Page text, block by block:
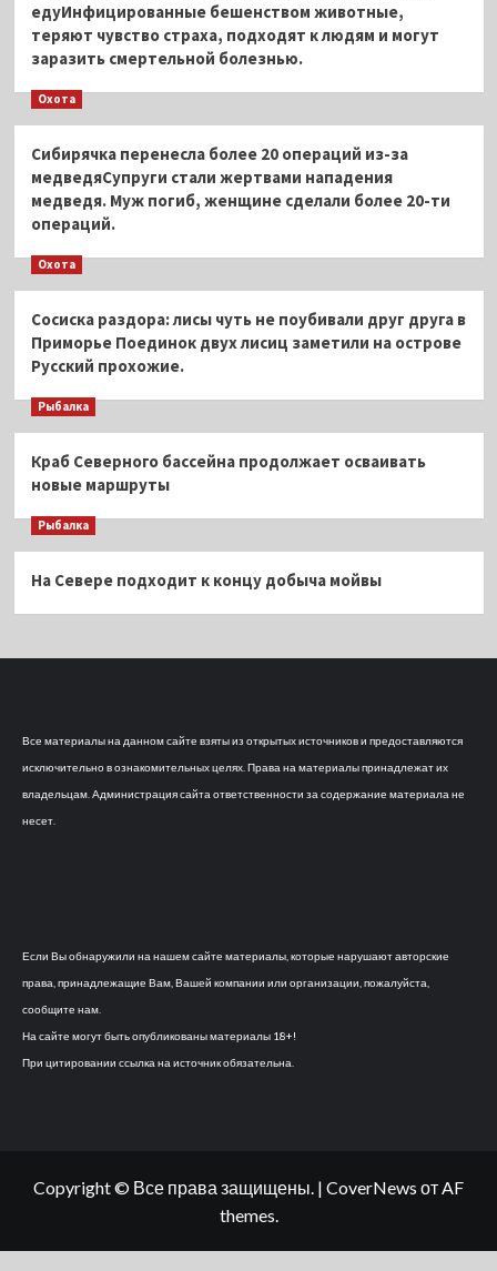
едуИнфицированные бешенством животные,
теряют чувство страха, подходят к людям и могут
заразить смертельной болезнью.
Охота
Сибирячка перенесла более 20 операций из-за
медведяСупруги стали жертвами нападения
медведя. Муж погиб, женщине сделали более 20-ти
операций.
Охота
Сосиска раздора: лисы чуть не поубивали друг друга в
Приморье Поединок двух лисиц заметили на острове
Русский прохожие.
Рыбалка
Краб Северного бассейна продолжает осваивать
новые маршруты
Рыбалка
На Севере подходит к концу добыча мойвы
Все материалы на данном сайте взяты из открытых источников и предоставляются
исключительно в ознакомительных целях. Права на материалы принадлежат их
владельцам. Администрация сайта ответственности за содержание материала не
несет.
Если Вы обнаружили на нашем сайте материалы, которые нарушают авторские
права, принадлежащие Вам, Вашей компании или организации, пожалуйста,
сообщите нам.
На сайте могут быть опубликованы материалы 18+!
При цитировании ссылка на источник обязательна.
Copyright © Все права защищены. | CoverNews от AF
themes.